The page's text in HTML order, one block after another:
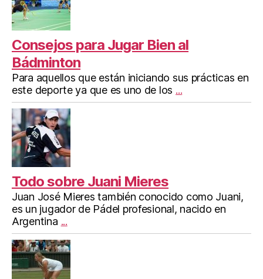
Consejos para Jugar Bien al
Bádminton
Para aquellos que están iniciando sus prácticas en
este deporte ya que es uno de los ...
Todo sobre Juani Mieres
Juan José Mieres también conocido como Juani,
es un jugador de Pádel profesional, nacido en
Argentina ...